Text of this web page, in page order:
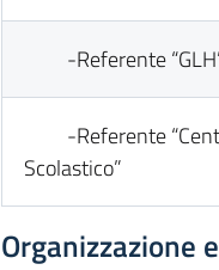
-Referente
-Referente
Scolastico”
Organizzazione